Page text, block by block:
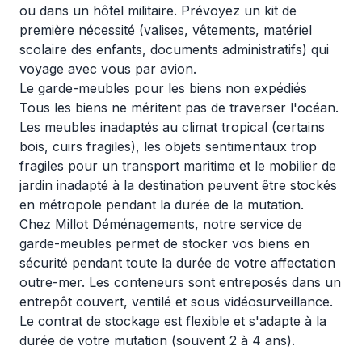
ou dans un hôtel militaire. Prévoyez un kit de
première nécessité (valises, vêtements, matériel
scolaire des enfants, documents administratifs) qui
voyage avec vous par avion.
Le garde-meubles pour les biens non expédiés
Tous les biens ne méritent pas de traverser l'océan.
Les meubles inadaptés au climat tropical (certains
bois, cuirs fragiles), les objets sentimentaux trop
fragiles pour un transport maritime et le mobilier de
jardin inadapté à la destination peuvent être stockés
en métropole pendant la durée de la mutation.
Chez Millot Déménagements, notre service de
garde-meubles permet de stocker vos biens en
sécurité pendant toute la durée de votre affectation
outre-mer. Les conteneurs sont entreposés dans un
entrepôt couvert, ventilé et sous vidéosurveillance.
Le contrat de stockage est flexible et s'adapte à la
durée de votre mutation (souvent 2 à 4 ans).